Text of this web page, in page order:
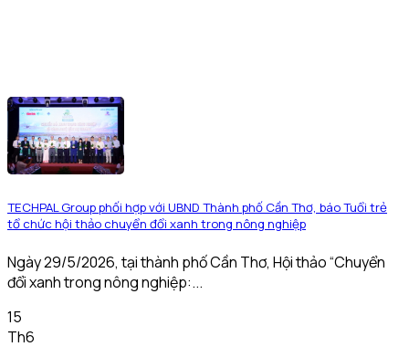
TECHPAL Group phối hợp với UBND Thành phố Cần Thơ, báo Tuổi trẻ
tổ chức hội thảo chuyển đổi xanh trong nông nghiệp
Ngày 29/5/2026, tại thành phố Cần Thơ, Hội thảo “Chuyển
đổi xanh trong nông nghiệp:...
15
Th6